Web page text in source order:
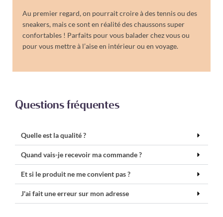
Au premier regard, on pourrait croire à des tennis ou des
sneakers, mais ce sont en réalité des chaussons super
confortables ! Parfaits pour vous balader chez vous ou
pour vous mettre à l’aise en intérieur ou en voyage.
Questions fréquentes
Quelle est la qualité ?
Quand vais-je recevoir ma commande ?
Et si le produit ne me convient pas ?
J'ai fait une erreur sur mon adresse